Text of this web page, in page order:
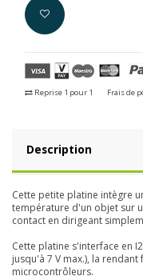
Reprise 1 pour 1 Frais de
Description
Cette petite platine intègre
température d'un objet sur
contact en dirigeant
Cette platine s'interface en
jusqu'à 7 V max.), la
microcontrôleurs.